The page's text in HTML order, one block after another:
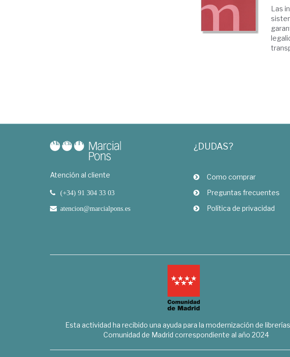
Las
Atención al cliente
(+34) 91 304 33 03
atencion@marcialpons.es
¿DUDAS?
Como comprar
Preguntas frecuentes
Política de privacidad
Esta actividad ha recibido una ayuda para la modernización de
Comunidad de Madrid correspondiente al año 2024